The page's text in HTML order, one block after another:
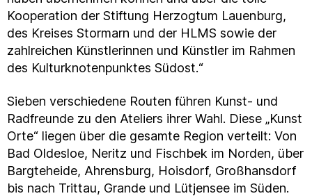
Kooperation der Stiftung Herzogtum Lauenburg,
des Kreises Stormarn und der HLMS sowie der
zahlreichen Künstlerinnen und Künstler im Rahmen
des Kulturknotenpunktes Südost.“
Sieben verschiedene Routen führen Kunst- und
Radfreunde zu den Ateliers ihrer Wahl. Diese „Kunst
Orte“ liegen über die gesamte Region verteilt: Von
Bad Oldesloe, Neritz und Fischbek im Norden, über
Bargteheide, Ahrensburg, Hoisdorf, Großhansdorf
bis nach Trittau, Grande und Lütjensee im Süden.